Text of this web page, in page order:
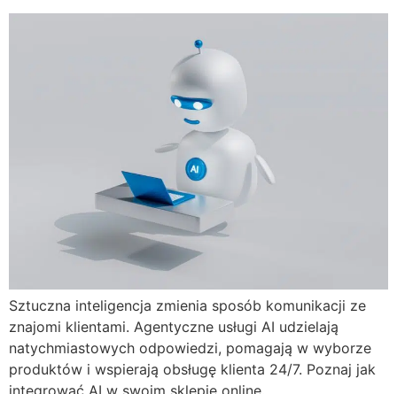
Sztuczna inteligencja zmienia sposób komunikacji ze
znajomi klientami. Agentyczne usługi AI udzielają
natychmiastowych odpowiedzi, pomagają w wyborze
produktów i wspierają obsługę klienta 24/7. Poznaj jak
integrować AI w swoim sklepie online.